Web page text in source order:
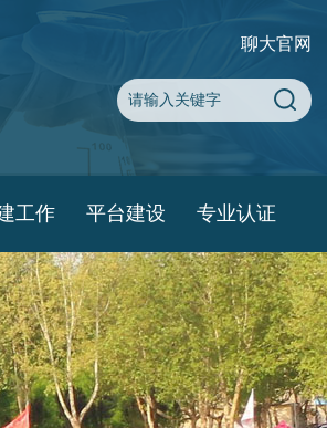
聊大官网
工作 平台建设 专业认证